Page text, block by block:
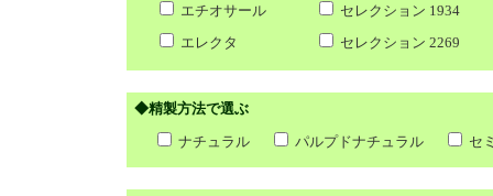
エチオサール
セレクション 1934
エレクタ
セレクション 2269
◆精製方法で選ぶ
ナチュラル
パルプドナチュラル セ